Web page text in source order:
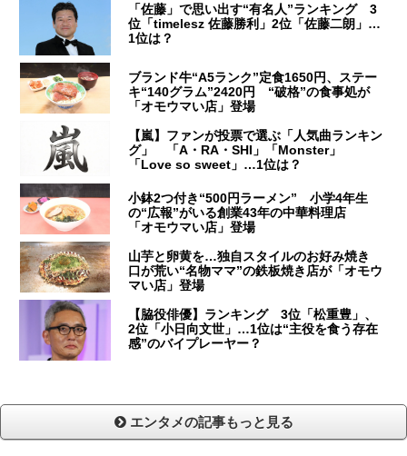
「佐藤」で思い出す“有名人”ランキング 3
位「timelesz 佐藤勝利」2位「佐藤二朗」…
1位は？
ブランド牛“A5ランク”定食1650円、ステー
キ“140グラム”2420円 “破格”の食事処が
「オモウマい店」登場
【嵐】ファンが投票で選ぶ「人気曲ランキン
グ」 「A・RA・SHI」「Monster」
「Love so sweet」…1位は？
小鉢2つ付き“500円ラーメン” 小学4年生
の“広報”がいる創業43年の中華料理店
「オモウマい店」登場
山芋と卵黄を…独自スタイルのお好み焼き
口が荒い“名物ママ”の鉄板焼き店が「オモウ
マい店」登場
【脇役俳優】ランキング 3位「松重豊」、
2位「小日向文世」…1位は“主役を食う存在
感”のバイプレーヤー？
エンタメの記事もっと見る